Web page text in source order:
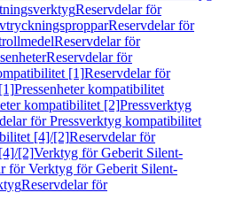
Reservdelar för
Reservdelar för
Reservdelar för
Reservdelar för
[1]Reservdelar för
Pressenheter kompatibilitet
kompatibilitet [2]Pressverktyg
för Pressverktyg kompatibilitet
[4]/[2]Reservdelar för
[2]Verktyg för Geberit Silent-
för Verktyg för Geberit Silent-
Reservdelar för